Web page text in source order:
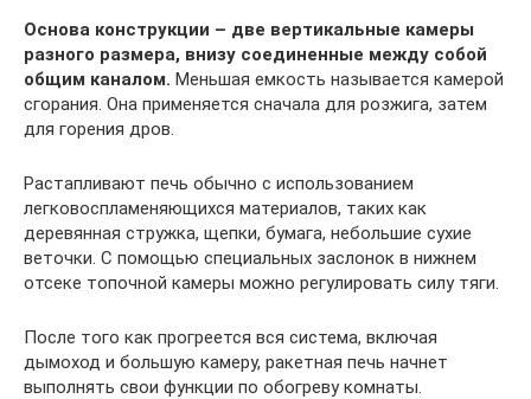
Основа конструкции – две вертикальные камеры
разного размера, внизу соединенные между собой
общим каналом. Меньшая емкость называется камерой
сгорания. Она применяется сначала для розжига, затем
для горения дров.
Растапливают печь обычно с использованием
легковоспламеняющихся материалов, таких как
деревянная стружка, щепки, бумага, небольшие сухие
веточки. С помощью специальных заслонок в нижнем
отсеке топочной камеры можно регулировать силу тяги.
После того как прогреется вся система, включая
дымоход и большую камеру, ракетная печь начнет
выполнять свои функции по обогреву комнаты.